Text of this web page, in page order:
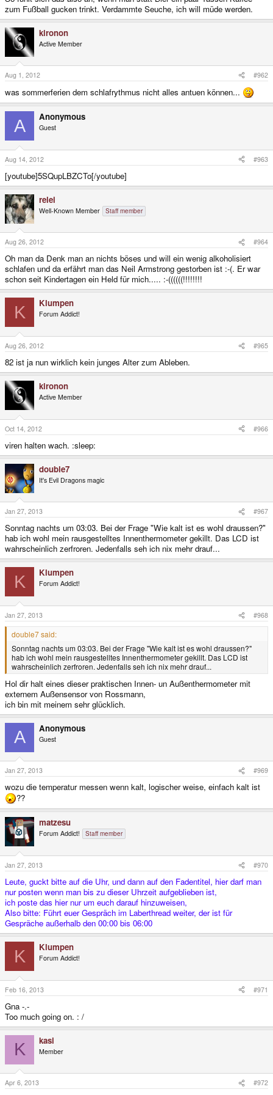
zum Fußball gucken trinkt. Verdammte Seuche, ich will müde werden.
kironon
Active Member
Aug 1, 2012 #962
was sommerferien dem schlafrythmus nicht alles antuen können...
A Anonymous
Guest
Aug 14, 2012 #963
[youtube]5SQupLBZCTo[/youtube]
relei
Well-Known Member Staff member
Aug 26, 2012 #964
Oh man da Denk man an nichts böses und will ein wenig alkoholisiert
schlafen und da erfährt man das Neil Armstrong gestorben ist :-(. Er war
schon seit Kindertagen ein Held für mich..... :-((((((!!!!!!!!
K Klumpen
Forum Addict!
Aug 26, 2012 #965
82 ist ja nun wirklich kein junges Alter zum Ableben.
kironon
Active Member
Oct 14, 2012 #966
viren halten wach. :sleep:
double7
It's Evil Dragons magic
Jan 27, 2013 #967
Sonntag nachts um 03:03. Bei der Frage "Wie kalt ist es wohl draussen?"
hab ich wohl mein rausgestelltes Innenthermometer gekillt. Das LCD ist
wahrscheinlich zerfroren. Jedenfalls seh ich nix mehr drauf...
K Klumpen
Forum Addict!
Jan 27, 2013 #968
double7 said:
Sonntag nachts um 03:03. Bei der Frage "Wie kalt ist es wohl draussen?"
hab ich wohl mein rausgestelltes Innenthermometer gekillt. Das LCD ist
wahrscheinlich zerfroren. Jedenfalls seh ich nix mehr drauf...
Hol dir halt eines dieser praktischen Innen- un Außenthermometer mit
externem Außensensor von Rossmann,
ich bin mit meinem sehr glücklich.
A Anonymous
Guest
Jan 27, 2013 #969
wozu die temperatur messen wenn kalt, logischer weise, einfach kalt ist
??
matzesu
Forum Addict! Staff member
Jan 27, 2013 #970
Leute, guckt bitte auf die Uhr, und dann auf den Fadentitel, hier darf man
nur posten wenn man bis zu dieser Uhrzeit aufgeblieben ist,
ich poste das hier nur um euch darauf hinzuweisen,
Also bitte: Führt euer Gespräch im Laberthread weiter, der ist für
Gespräche außerhalb den 00:00 bis 06:00
K Klumpen
Forum Addict!
Feb 16, 2013 #971
Gna -.-
Too much going on. : /
K kasi
Member
Apr 6, 2013 #972